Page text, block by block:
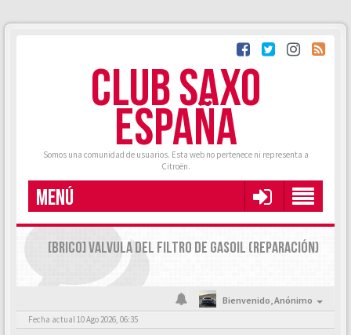
CLUB SAXO
ESPAÑA
Somos una comunidad de usuarios. Esta web no pertenece ni representa a
Citroën.
MENÚ
[BRICO] VALVULA DEL FILTRO DE GASOIL (REPARACIÓN)
Bienvenido,Anónimo
Fecha actual 10 Ago 2026, 06:35